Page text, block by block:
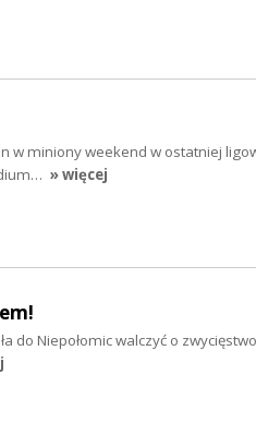
w miniony weekend w ostatniej
» więcej
do Niepołomic walczyć o